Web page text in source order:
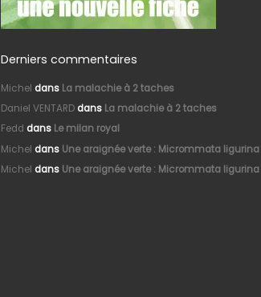
Derniers commentaires
Michel dans La malachie à 2 taches
Daniel VENTARD dans La malachie à 2 taches
Fedd dans Le milan royal
Michel dans Une araignée verte : Micrommata ligurina
Michel dans Une araignée verte : Micrommata ligurina